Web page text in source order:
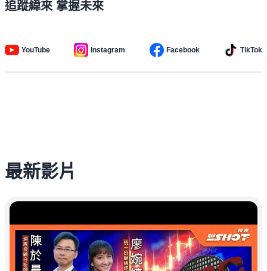
追蹤緯來 掌握未來
YouTube Instagram Facebook TikTok
最新影片